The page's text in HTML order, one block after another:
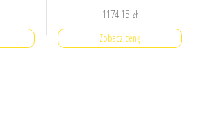
1174,15 zł
Zobacz cenę